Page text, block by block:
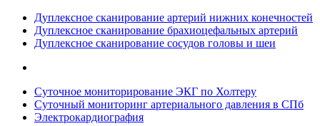
Дуплексное сканирование артерий нижних конечностей
Дуплексное сканирование брахиоцефальных артерий
Дуплексное сканирование сосудов головы и шеи
Суточное мониторирование ЭКГ по Холтеру
Суточный мониторинг артериального давления в СПб
Электрокардиография